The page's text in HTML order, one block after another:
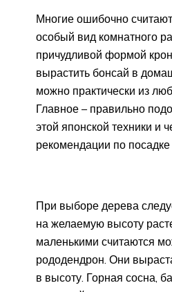
Многие ошибочно
особый вид комнатного
причудливой формой
вырастить бонсай в
можно практически из
Главное – правильно
этой японской техники и
рекомендации по посадке
При выборе дерева
на желаемую высоту
маленькими считаются
рододендрон. Они
в высоту. Горная сосна,